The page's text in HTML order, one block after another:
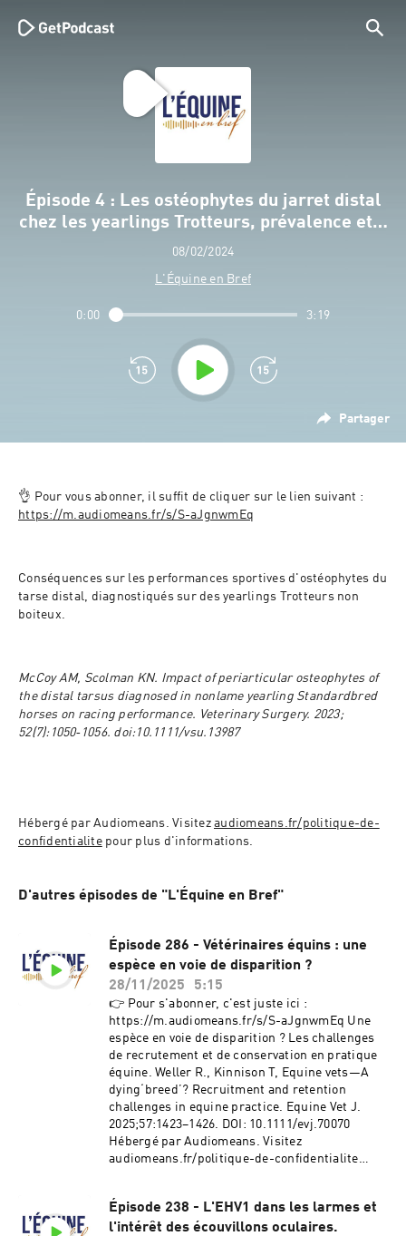
Épisode 4 : Les ostéophytes du jarret distal
chez les yearlings Trotteurs, prévalence et…
08/02/2024
L'Équine en Bref
Partager
0:00 3:19
https://m.audiomeans.fr/s/S-aJgnwmEq
Conséquences sur les performances sportives d'ostéophytes du
tarse distal, diagnostiqués sur des yearlings Trotteurs non
boiteux.
McCoy AM, Scolman KN. Impact of periarticular osteophytes of
the distal tarsus diagnosed in nonlame yearling Standardbred
horses on racing performance. Veterinary Surgery. 2023;
52(7):1050‐1056. doi:10.1111/vsu.13987
Hébergé par Audiomeans. Visitez audiomeans.fr/politique-de-
confidentialite pour plus d'informations.
D'autres épisodes de "L'Équine en Bref"
Épisode 286 - Vétérinaires équins : une
espèce en voie de disparition ?
28/11/2025
5:15
👉 Pour s'abonner, c'est juste ici :
https://m.audiomeans.fr/s/S-aJgnwmEq Une
espèce en voie de disparition ? Les challenges
de recrutement et de conservation en pratique
équine. Weller R., Kinnison T, Equine vets—A
dying‘breed’? Recruitment and retention
challenges in equine practice. Equine Vet J.
2025;57:1423–1426. DOI: 10.1111/evj.70070
Hébergé par Audiomeans. Visitez
audiomeans.fr/politique-de-confidentialite
Épisode 238 - L'EHV1 dans les larmes et
l'intérêt des écouvillons oculaires.